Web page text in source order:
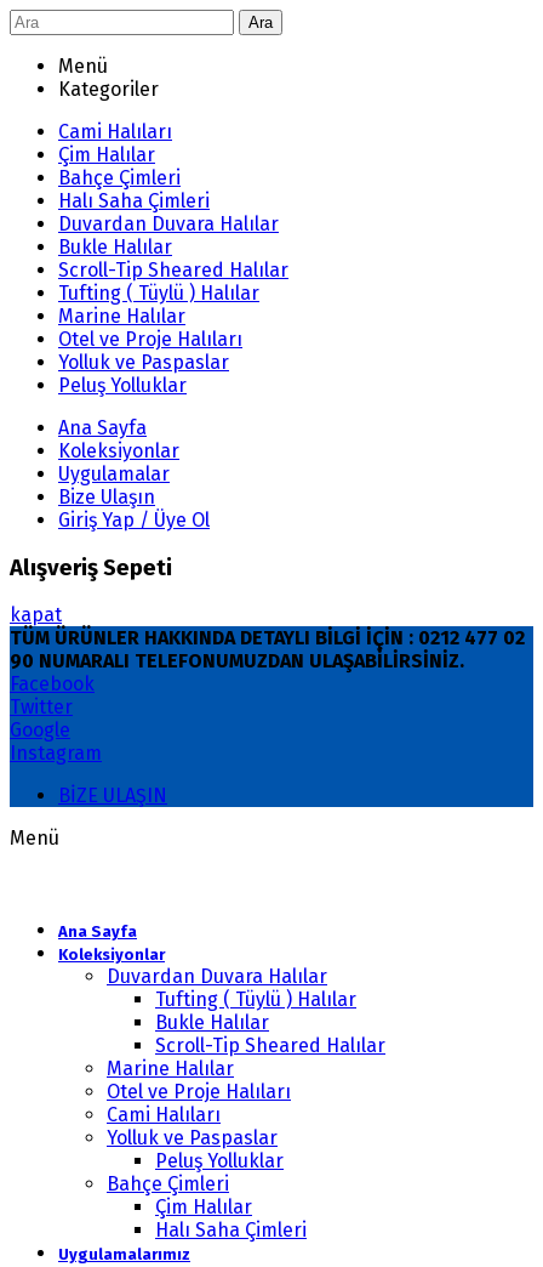
Ara
Menü
Kategoriler
Cami Halıları
Çim Halılar
Bahçe Çimleri
Halı Saha Çimleri
Duvardan Duvara Halılar
Bukle Halılar
Scroll-Tip Sheared Halılar
Tufting ( Tüylü ) Halılar
Marine Halılar
Otel ve Proje Halıları
Yolluk ve Paspaslar
Peluş Yolluklar
Ana Sayfa
Koleksiyonlar
Uygulamalar
Bize Ulaşın
Giriş Yap / Üye Ol
Alışveriş Sepeti
kapat
TÜM ÜRÜNLER HAKKINDA DETAYLI BİLGİ İÇİN : 0212 477 02
90 NUMARALI TELEFONUMUZDAN ULAŞABİLİRSİNİZ.
Facebook
Twitter
Google
Instagram
BİZE ULAŞIN
Menü
Ana Sayfa
Koleksiyonlar
Duvardan Duvara Halılar
Tufting ( Tüylü ) Halılar
Bukle Halılar
Scroll-Tip Sheared Halılar
Marine Halılar
Otel ve Proje Halıları
Cami Halıları
Yolluk ve Paspaslar
Peluş Yolluklar
Bahçe Çimleri
Çim Halılar
Halı Saha Çimleri
Uygulamalarımız